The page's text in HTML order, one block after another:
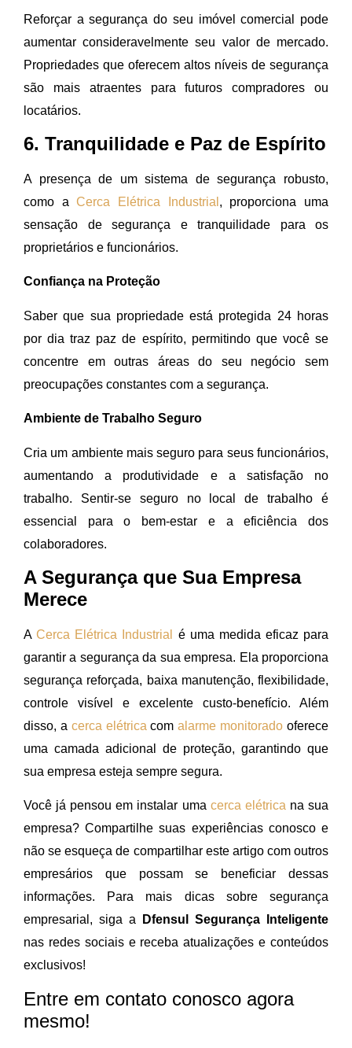
Reforçar a segurança do seu imóvel comercial pode
aumentar consideravelmente seu valor de mercado.
Propriedades que oferecem altos níveis de segurança
são mais atraentes para futuros compradores ou
locatários.
6. Tranquilidade e Paz de Espírito
A presença de um sistema de segurança robusto,
como aCerca Elétrica Industrial , proporciona uma
sensação de segurança e tranquilidade para os
proprietários e funcionários.
Confiança na Proteção
Saber que sua propriedade está protegida 24 horas
por dia traz paz de espírito, permitindo que você se
concentre em outras áreas do seu negócio sem
preocupações constantes com a segurança.
Ambiente de Trabalho Seguro
Cria um ambiente mais seguro para seus funcionários,
aumentando a produtividade e a satisfação no
trabalho. Sentir-se seguro no local de trabalho é
essencial para o bem-estar e a eficiência dos
colaboradores.
A Segurança que Sua Empresa
Merece
ACerca Elétrica Industrial
é uma medida eficaz para
garantir a segurança da sua empresa. Ela proporciona
segurança reforçada, baixa manutenção, flexibilidade,
controle visível e excelente custo-benefício. Além
disso, a cerca elétricacomalarme monitorado oferece
uma camada adicional de proteção, garantindo que
sua empresa esteja sempre segura.
Você já pensou em instalar uma cerca elétrica na sua
empresa? Compartilhe suas experiências conosco e
não se esqueça de compartilhar este artigo com outros
empresários que possam se beneficiar dessas
informações. Para mais dicas sobre segurança
empresarial, siga a
Dfensul Segurança Inteligente
nas redes sociais e receba atualizações e conteúdos
exclusivos!
Entre em contato conosco agora
mesmo!